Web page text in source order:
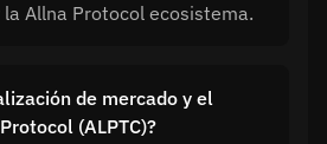
Allna Protocol ecosistema.
de mercado y el
(ALPTC)?